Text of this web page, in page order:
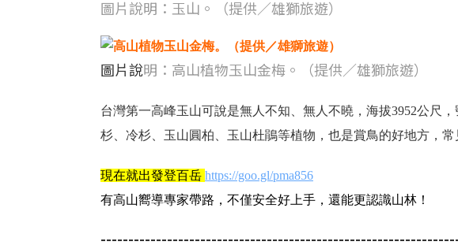
圖片說明：玉山。（提供／雄獅旅遊）
圖片說明：高山植物玉山金梅。（提供／雄獅旅遊）
台灣第一高峰玉山可說是無人不知、無人不曉，海拔3952公尺
杉、冷杉、玉山圓柏、玉山杜鵑等植物，也是賞鳥的好地方，
現在就出發登百岳 https://goo.gl/pma856
有高山嚮導專家帶路，不僅安全好上手，還能更認識山林！